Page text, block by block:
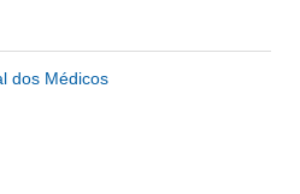
dos Médicos